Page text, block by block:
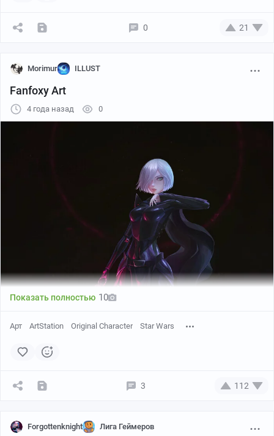
0 21
Morimur ILLUST
Fanfoxy Art
4 года назад 0
Показать полностью 10
Арт ArtStation Original Character Star Wars
3 112
Forgottenknight Лига Геймеров